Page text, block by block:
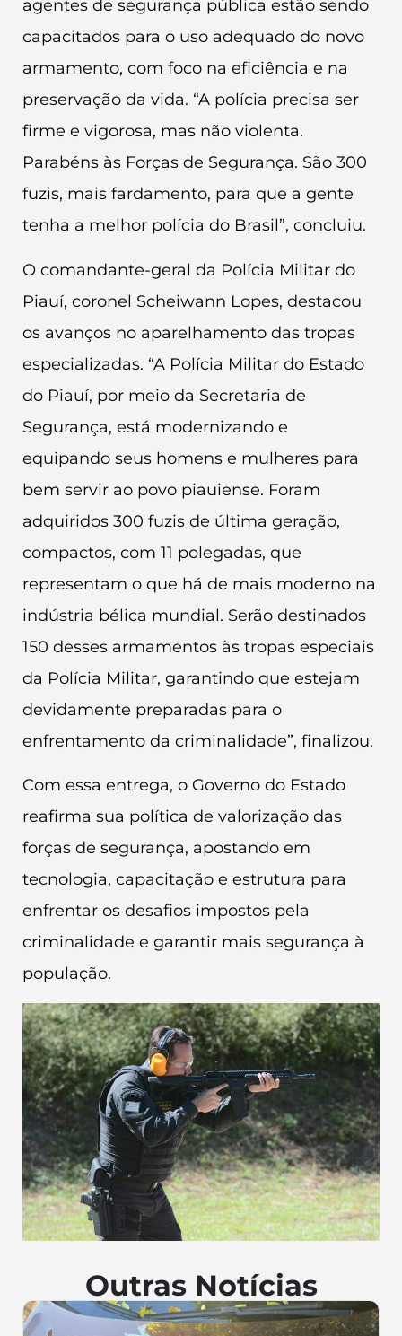
agentes de segurança pública estão sendo
capacitados para o uso adequado do novo
armamento, com foco na eficiência e na
preservação da vida. “A polícia precisa ser
firme e vigorosa, mas não violenta.
Parabéns às Forças de Segurança. São 300
fuzis, mais fardamento, para que a gente
tenha a melhor polícia do Brasil”, concluiu.
O comandante-geral da Polícia Militar do
Piauí, coronel Scheiwann Lopes, destacou
os avanços no aparelhamento das tropas
especializadas. “A Polícia Militar do Estado
do Piauí, por meio da Secretaria de
Segurança, está modernizando e
equipando seus homens e mulheres para
bem servir ao povo piauiense. Foram
adquiridos 300 fuzis de última geração,
compactos, com 11 polegadas, que
representam o que há de mais moderno na
indústria bélica mundial. Serão destinados
150 desses armamentos às tropas especiais
da Polícia Militar, garantindo que estejam
devidamente preparadas para o
enfrentamento da criminalidade”, finalizou.
Com essa entrega, o Governo do Estado
reafirma sua política de valorização das
forças de segurança, apostando em
tecnologia, capacitação e estrutura para
enfrentar os desafios impostos pela
criminalidade e garantir mais segurança à
população.
Outras Notícias